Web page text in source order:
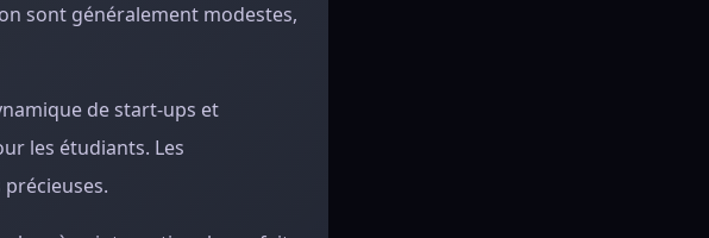
sont généralement modestes,
de start-ups et
les étudiants. Les